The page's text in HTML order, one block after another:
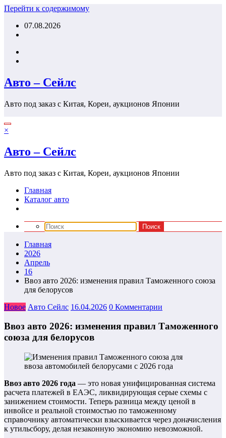
Перейти к содержимому
07.08.2026
Авто – Сейлс
Авто под заказ с Китая, Кореи, аукционов Японии
×
Авто – Сейлс
Авто под заказ с Китая, Кореи, аукционов Японии
Главная
Каталог авто
Главная
2026
Апрель
16
Ввоз авто 2026: изменения правил Таможенного союза
для белорусов
Новое Авто Сейлс 16.04.2026 0 Комментарии
Ввоз авто 2026: изменения правил Таможенного
союза для белорусов
Ввоз авто 2026 года — это новая унифицированная система
расчета платежей в ЕАЭС, ликвидирующая серые схемы с
занижением стоимости. Теперь разница между ценой в
инвойсе и реальной стоимостью по таможенному
справочнику автоматически взыскивается через доначисления
к утильсбору, делая незаконную экономию невозможной.